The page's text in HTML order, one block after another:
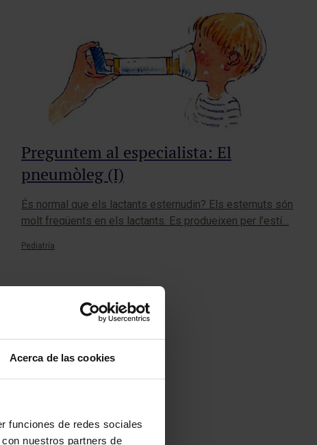
Acerca de las cookies
funciones de redes sociales
nuestros partners de
Preguntem al especialista: El
pneumòleg (I)
És normal que els lactants esternudin? Els esternuts són
molt freqüents en els lactants. Es produeixen per l’estí…
Pediatría